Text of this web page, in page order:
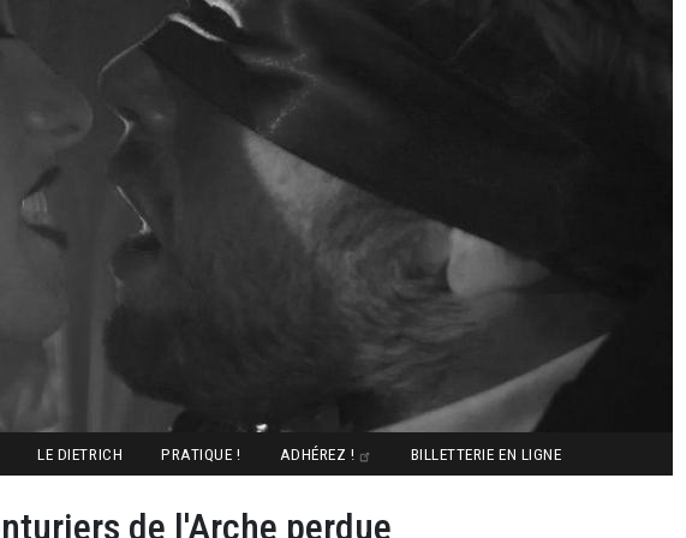
LE DIETRICH PRATIQUE ! ADHÉREZ ! BILLETTERIE EN LIGNE
de l'Arche perdue